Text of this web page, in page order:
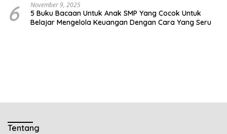
6 November 9, 2025
5 Buku Bacaan Untuk Anak SMP Yang Cocok Untuk
Belajar Mengelola Keuangan Dengan Cara Yang Seru
Tentang